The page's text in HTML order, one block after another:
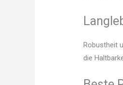
Robustheit
die